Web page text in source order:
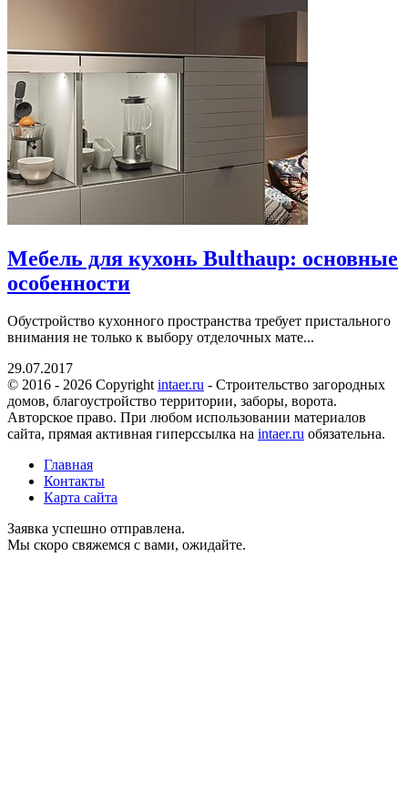
Мебель для кухонь Bulthaup: основные
особенности
Обустройство кухонного пространства требует пристального
внимания не только к выбору отделочных мате...
29.07.2017
© 2016 - 2026 Copyrightintaer.ru - Cтроительство загородных
домов, благоустройство территории, заборы, ворота.
Авторское право. При любом использовании материалов
сайта, прямая активная гиперссылка на intaer.ru обязательна.
Главная
Контакты
Карта сайта
Заявка успешно отправлена.
Мы скоро свяжемся с вами, ожидайте.